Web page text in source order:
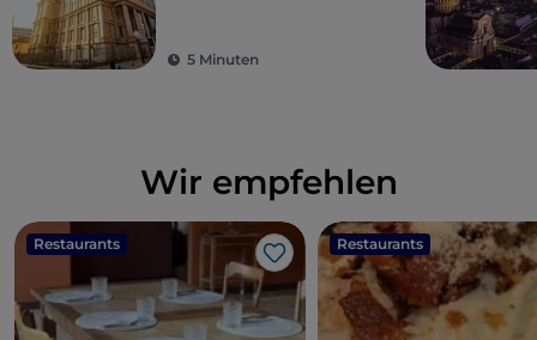
5 Minuten
Wir empfehlen
Restaurants
Like
Restaurants